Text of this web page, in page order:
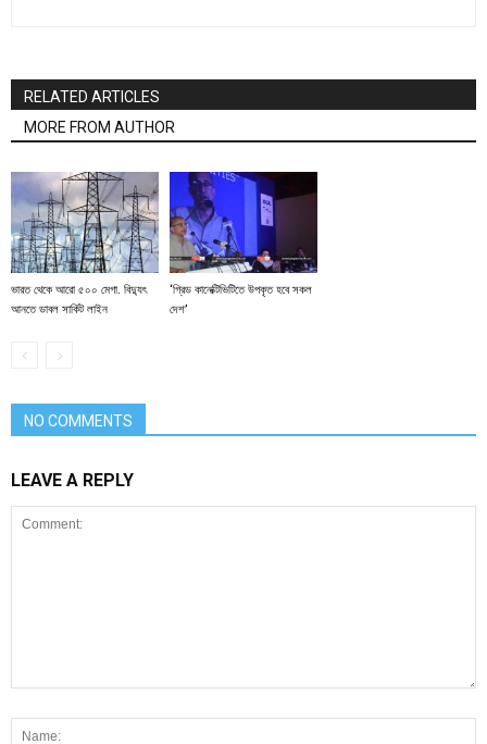
RELATED ARTICLES
MORE FROM AUTHOR
ভারত থেকে আরো ৫০০ মেগা. বিদ্যুৎ
আনতে ডাবল সার্কিট লাইন
‘গ্রিড কানেক্টিভিটিতে উপকৃত হবে সকল
দেশ’
NO COMMENTS
LEAVE A REPLY